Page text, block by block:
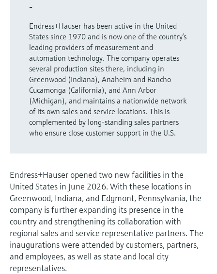
Visor de dispositivos
Encuentre información y documentación
específicas sobre los productos.
Buscador de repuestos
Encuentre repuestos por raíz del producto,
código de pedido o número de serie
electromecánico
Medición de nivel por barrera de
microondas
Level measurement with pressure
Ver todos
microondas
Memosens technology
Ver todos
la transparencia de los procesos
para una toma de decisiones más
sólida y fundamentada
-
Endress+Hauser has been active in the United
States since 1970 and is now one of the country’s
leading providers of measurement and
automation technology. The company operates
several production sites there, including in
Greenwood (Indiana), Anaheim and Rancho
Cucamonga (California), and Ann Arbor
(Michigan), and maintains a nationwide network
of its own sales and service locations. This is
complemented by long-standing sales partners
who ensure close customer support in the U.S.
Endress+Hauser opened two new facilities in the
United States in June 2026. With these locations in
Greenwood, Indiana, and Edgmont, Pennsylvania, the
company is further expanding its presence in the
country and strengthening its collaboration with
regional sales and service representative partners. The
inaugurations were attended by customers, partners,
and employees, as well as state and local city
representatives.